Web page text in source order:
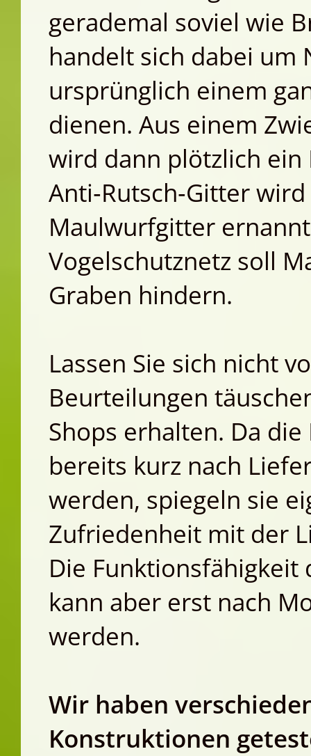
gerademal soviel wie
handelt sich dabei um
ursprünglich einem
dienen. Aus einem
wird dann plötzlich
Anti‑Rutsch‑Gitter
Maulwurfgitter
Vogelschutznetz soll
Graben hindern.
Lassen Sie sich nicht
Beurteilungen
Shops erhalten. Da
bereits kurz nach
werden, spiegeln sie
Zufriedenheit mit der
Die Funktionsfähigkeit
kann aber erst nach
werden.
Wir haben
Konstruktionen